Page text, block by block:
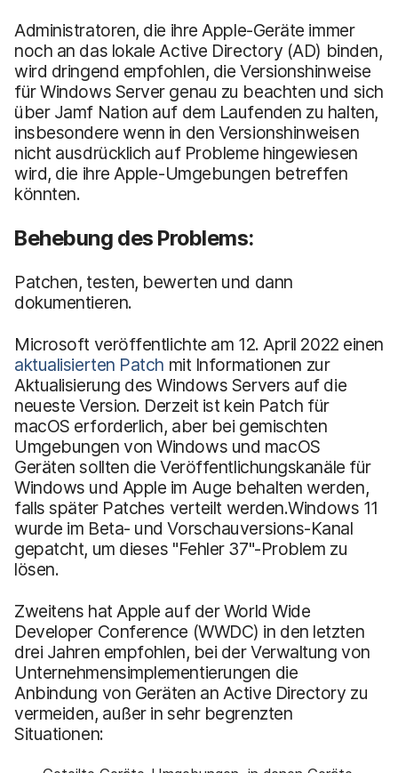
Administratoren, die ihre Apple-Geräte immer
noch an das lokale Active Directory (AD) binden,
wird dringend empfohlen, die Versionshinweise
für Windows Server genau zu beachten und sich
über Jamf Nation auf dem Laufenden zu halten,
insbesondere wenn in den Versionshinweisen
nicht ausdrücklich auf Probleme hingewiesen
wird, die ihre Apple-Umgebungen betreffen
könnten.
Behebung des Problems:
Patchen, testen, bewerten und dann
dokumentieren.
Microsoft veröffentlichte am 12. April 2022 einen
aktualisierten Patch mit Informationen zur
Aktualisierung des Windows Servers auf die
neueste Version. Derzeit ist kein Patch für
macOS erforderlich, aber bei gemischten
Umgebungen von Windows und macOS
Geräten sollten die Veröffentlichungskanäle für
Windows und Apple im Auge behalten werden,
falls später Patches verteilt werden.Windows 11
wurde im Beta- und Vorschauversions-Kanal
gepatcht, um dieses "Fehler 37"-Problem zu
lösen.
Zweitens hat Apple auf der World Wide
Developer Conference (WWDC) in den letzten
drei Jahren empfohlen, bei der Verwaltung von
Unternehmensimplementierungen die
Anbindung von Geräten an Active Directory zu
vermeiden, außer in sehr begrenzten
Situationen: